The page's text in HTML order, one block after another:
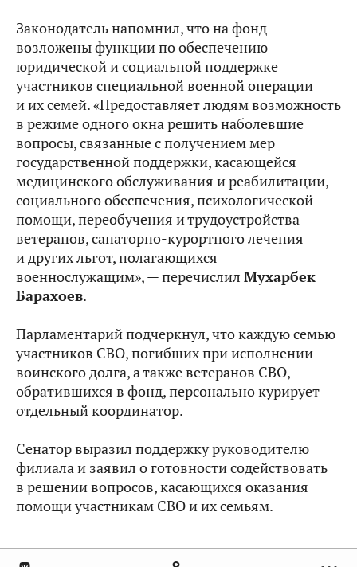
Законодатель напомнил, что на фонд
возложены функции по обеспечению
юридической и социальной поддержке
участников специальной военной операции
и их семей. «Предоставляет людям возможность
в режиме одного окна решить наболевшие
вопросы, связанные с получением мер
государственной поддержки, касающейся
медицинского обслуживания и реабилитации,
социального обеспечения, психологической
помощи, переобучения и трудоустройства
ветеранов, санаторно-курортного лечения
и других льгот, полагающихся
военнослужащим», — перечислил Мухарбек
Барахоев.
Парламентарий подчеркнул, что каждую семью
участников СВО, погибших при исполнении
воинского долга, а также ветеранов СВО,
обратившихся в фонд, персонально курирует
отдельный координатор.
Сенатор выразил поддержку руководителю
филиала и заявил о готовности содействовать
в решении вопросов, касающихся оказания
помощи участникам СВО и их семьям.